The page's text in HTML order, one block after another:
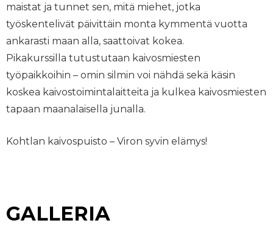
maistat ja tunnet sen, mitä miehet, jotka
työskentelivät päivittäin monta kymmentä vuotta
ankarasti maan alla, saattoivat kokea.
Pikakurssilla tutustutaan kaivosmiesten
työpaikkoihin – omin silmin voi nähdä sekä käsin
koskea kaivostoimintalaitteita ja kulkea kaivosmiesten
tapaan maanalaisella junalla.
Kohtlan kaivospuisto – Viron syvin elämys!
GALLERIA